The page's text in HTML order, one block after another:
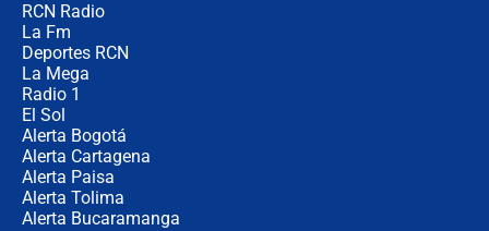
RCN Radio
La Fm
Deportes RCN
La Mega
Radio 1
El Sol
Alerta Bogotá
Alerta Cartagena
Alerta Paisa
Alerta Tolima
Alerta Bucaramanga